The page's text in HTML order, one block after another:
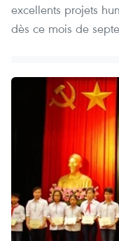
excellents projets
dès ce mois de